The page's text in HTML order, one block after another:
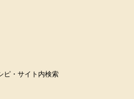
ピ・サイト内検索